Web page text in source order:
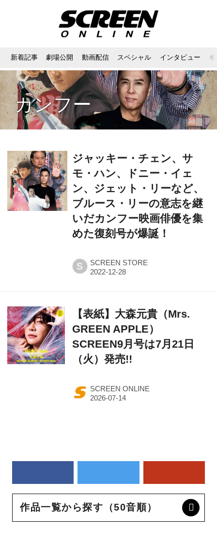
新着記事 劇場公開 動画配信 スペシャル インタビュー
カンフー
ジャッキー・チェン、サ
モ・ハン、ドニー・イェ
ン、ジェット・リーなど、
ブルース・リーの意志を継
いだカンフー映画俳優を集
めた復刻号が爆誕！
S SCREEN STORE
【表紙】大森元貴（Mrs.
GREEN APPLE）
SCREEN9月号は7月21日
（火）発売!!
SCREEN ONLINE
作品一覧から探す（50音順）